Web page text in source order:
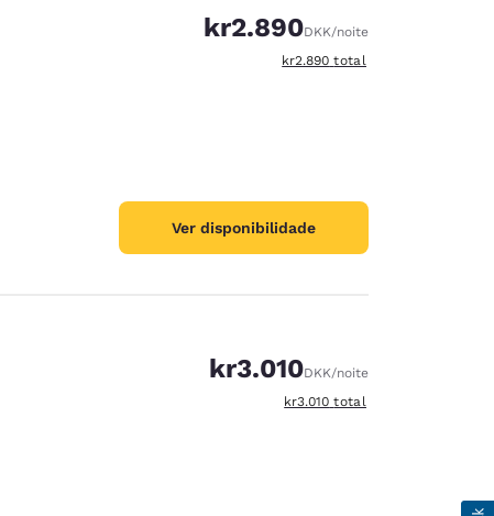
kr2.890DKK/noite
Exibir detalhes do total
kr2.890 total
Ver disponibilidade
kr3.010DKK/noite
Exibir detalhes do total
kr3.010 total